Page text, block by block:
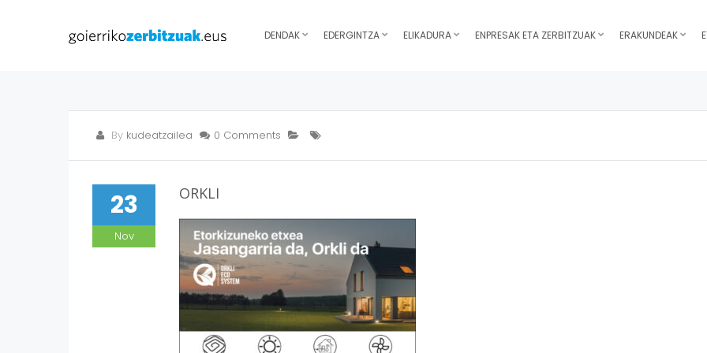
DENDAK EDERGINTZA ELIKADURA ENPRESAK ETA ZERBITZUAK ERAKUNDEAK
By kudeatzailea 0 Comments
23
Nov
ORKLI